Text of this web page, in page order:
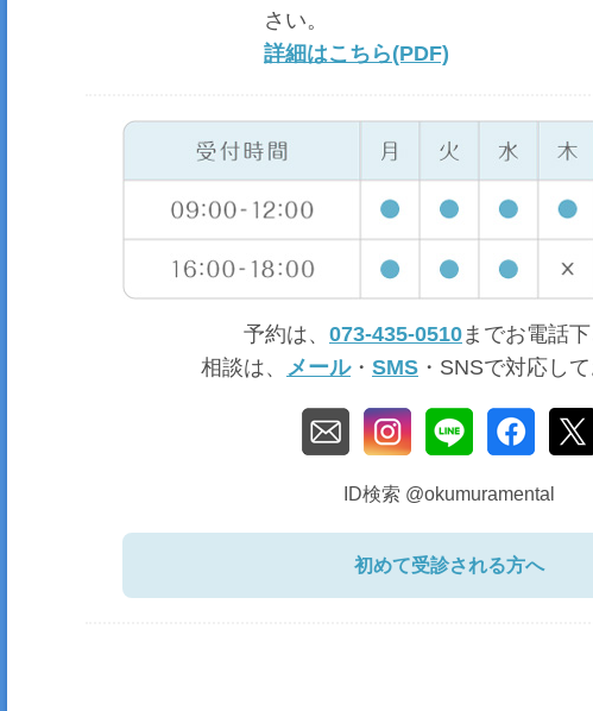
さい。
詳細はこちら(PDF)
予約は、 073-435-0510までお電話下
相談は、 メール・ SMS ・SNSで対応して
ID検索 @okumuramental
初めて受診される方へ